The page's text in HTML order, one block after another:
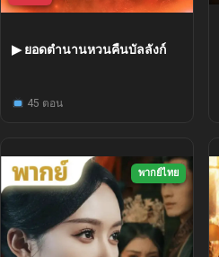
▶ ยอดตำนานหวนคืนบัลลังก์
45 ตอน
พากย์ไทย